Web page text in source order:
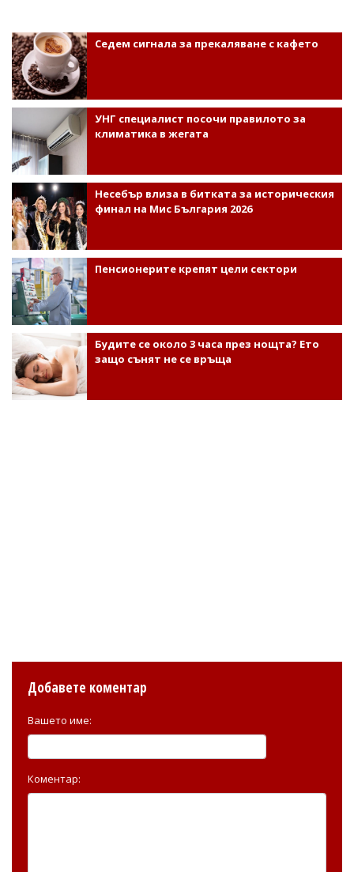
Седем сигнала за прекаляване с кафето
УНГ специалист посочи правилото за
климатика в жегата
Несебър влиза в битката за историческия
финал на Мис България 2026
Пенсионерите крепят цели сектори
Будите се около 3 часа през нощта? Ето
защо сънят не се връща
Добавете коментар
Вашето име:
Коментар: